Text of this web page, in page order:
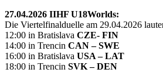
27.04.2026 IIHF U18Worlds:
Die Viertelfinalduelle am 29.04.2026
12:00 in Bratislava CZE- FIN
14:00 in Trencin CAN – SWE
16:00 in Bratislava USA – LAT
18:00 in Trencin SVK – DEN